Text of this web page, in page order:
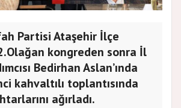
Partisi Ataşehir İlçe
kongreden sonra İl
Bedirhan Aslan’ında
kahvaltılı toplantısında
ağırladı.